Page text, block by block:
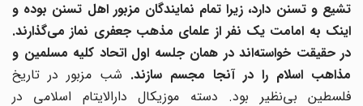
تشیع و تسنن دارد، زیرا تمام نمایندگان مزبور اهل تسنن بوده و
اینک به امامت یک نفر از علمای مذهب جعفری نماز می‌گذارند.
در حقیقت خواسته‌اند در همان جلسه اول اتحاد کلیه مسلمین و
مذاهب اسلام را در آنجا مجسم سازند.شب مزبور در تاریخ
فلسطین بی‌نظیر بود. دسته موزیکال دارالایتام اسلامی در